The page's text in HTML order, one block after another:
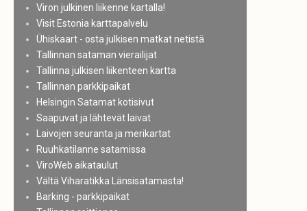
Viron julkinen liikenne kartalla!
Visit Estonia karttapalvelu
Ühiskaart - osta julkisen matkat netistä
Tallinnan sataman vierailijat
Tallinna julkisen liikenteen kartta
Tallinnan parkkipaikat
Helsingin Satamat kotisivut
Saapuvat ja lähtevät laivat
Laivojen seuranta ja merikartat
Ruuhkatilanne satamissa
ViroWeb aikataulut
Vältä Viharatikka Länsisatamasta!
Barking - parkkipaikat